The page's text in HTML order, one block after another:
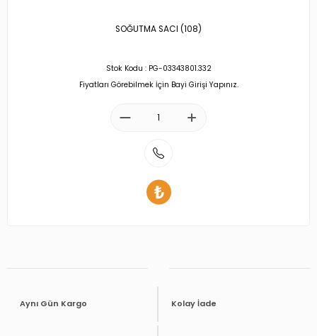
SOĞUTMA SACI (108)
Stok Kodu : PG-03343801.332
Fiyatları Görebilmek İçin Bayi Girişi Yapınız.
Aynı Gün Kargo Kolay İade